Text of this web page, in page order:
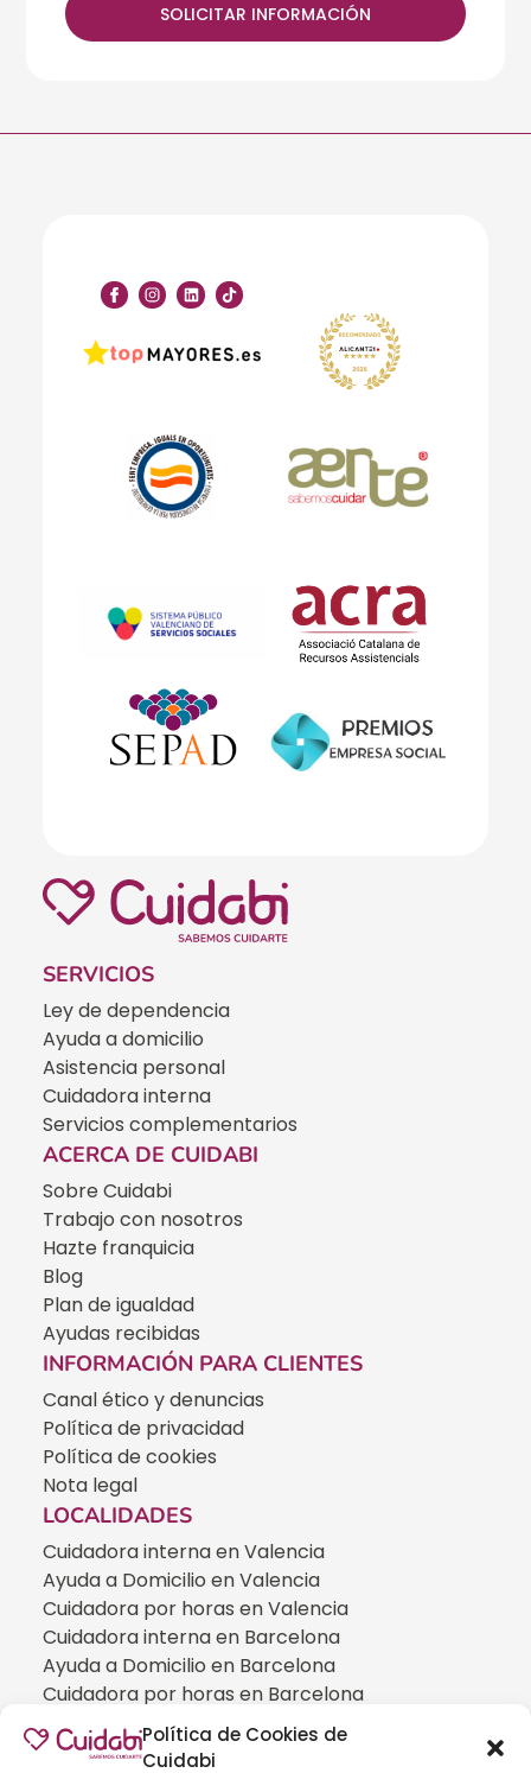
Política de Cookies de
Cuidabi
SOLICITAR INFORMACIÓN
SERVICIOS
Ley de dependencia
Ayuda a domicilio
Asistencia personal
Cuidadora interna
Servicios complementarios
ACERCA DE CUIDABI
Sobre Cuidabi
Trabajo con nosotros
Hazte franquicia
Blog
Plan de igualdad
Ayudas recibidas
INFORMACIÓN PARA CLIENTES
Canal ético y denuncias
Política de privacidad
Política de cookies
Nota legal
LOCALIDADES
Cuidadora interna en Valencia
Ayuda a Domicilio en Valencia
Cuidadora por horas en Valencia
Cuidadora interna en Barcelona
Ayuda a Domicilio en Barcelona
Cuidadora por horas en Barcelona
Cuidadora interna en Madrid
Ayuda a Domicilio en Madrid